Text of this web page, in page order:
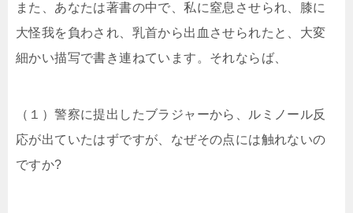
また、あなたは著書の中で、私に窒息させられ、膝に
大怪我を負わされ、乳首から出血させられたと、大変
細かい描写で書き連ねています。それならば、
（１）警察に提出したブラジャーから、ルミノール反
応が出ていたはずですが、なぜその点には触れないの
ですか?